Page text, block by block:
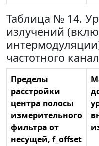
Таблица № 14.
излучений
частотного
Пределы
расстройки
центра полосы
измерительного
фильтра от
несущей, f_offset